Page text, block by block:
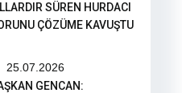
SÜREN HURDACI
ÇÖZÜME KAVUŞTU
25.07.2026
GENCAN: